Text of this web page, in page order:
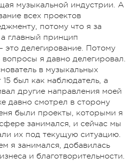
музыкальной индустрии. А
всех проектов
потому что я за
главный принцип
это делегирование. Потому
я давно делегировал.
в музыкальных
был как наблюдатель, а
другие направления моей
давно смотрел в сторону
были проекты, которыми я
занимался, и сейчас мы
их под текущую ситуацию.
я занимался, добавилась
и благотворительности.